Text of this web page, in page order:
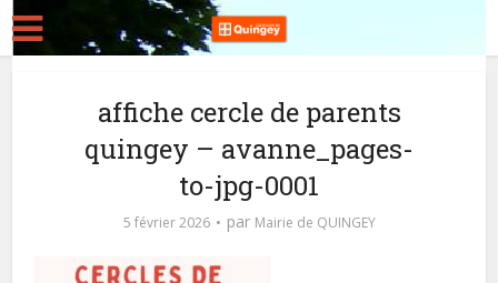
affiche cercle de parents
quingey – avanne_pages-
to-jpg-0001
5 février 2026 par Mairie de QUINGEY